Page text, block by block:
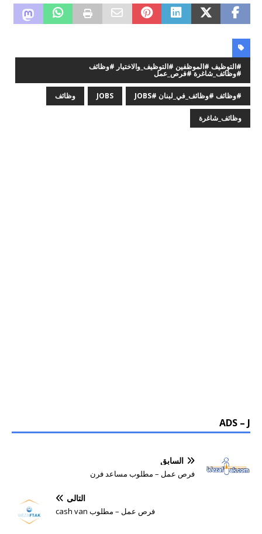
#التوظيف #الموظفين #التوظيف_والاختيار #وظائف
#وظائف_شاغرة #فرص_عمل
#وظائف #وظائف_في_لبنان #JOBS JOBS وظائف
وظائف_شاغرة
ADS – J
السابق
فرص عمل – مطلوب مساعد فرن
التالي
فرص عمل – مطلوب cash van